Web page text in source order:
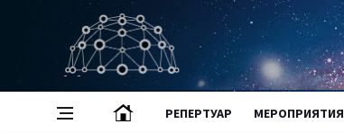
РЕПЕРТУАР МЕРОПРИЯТИЯ